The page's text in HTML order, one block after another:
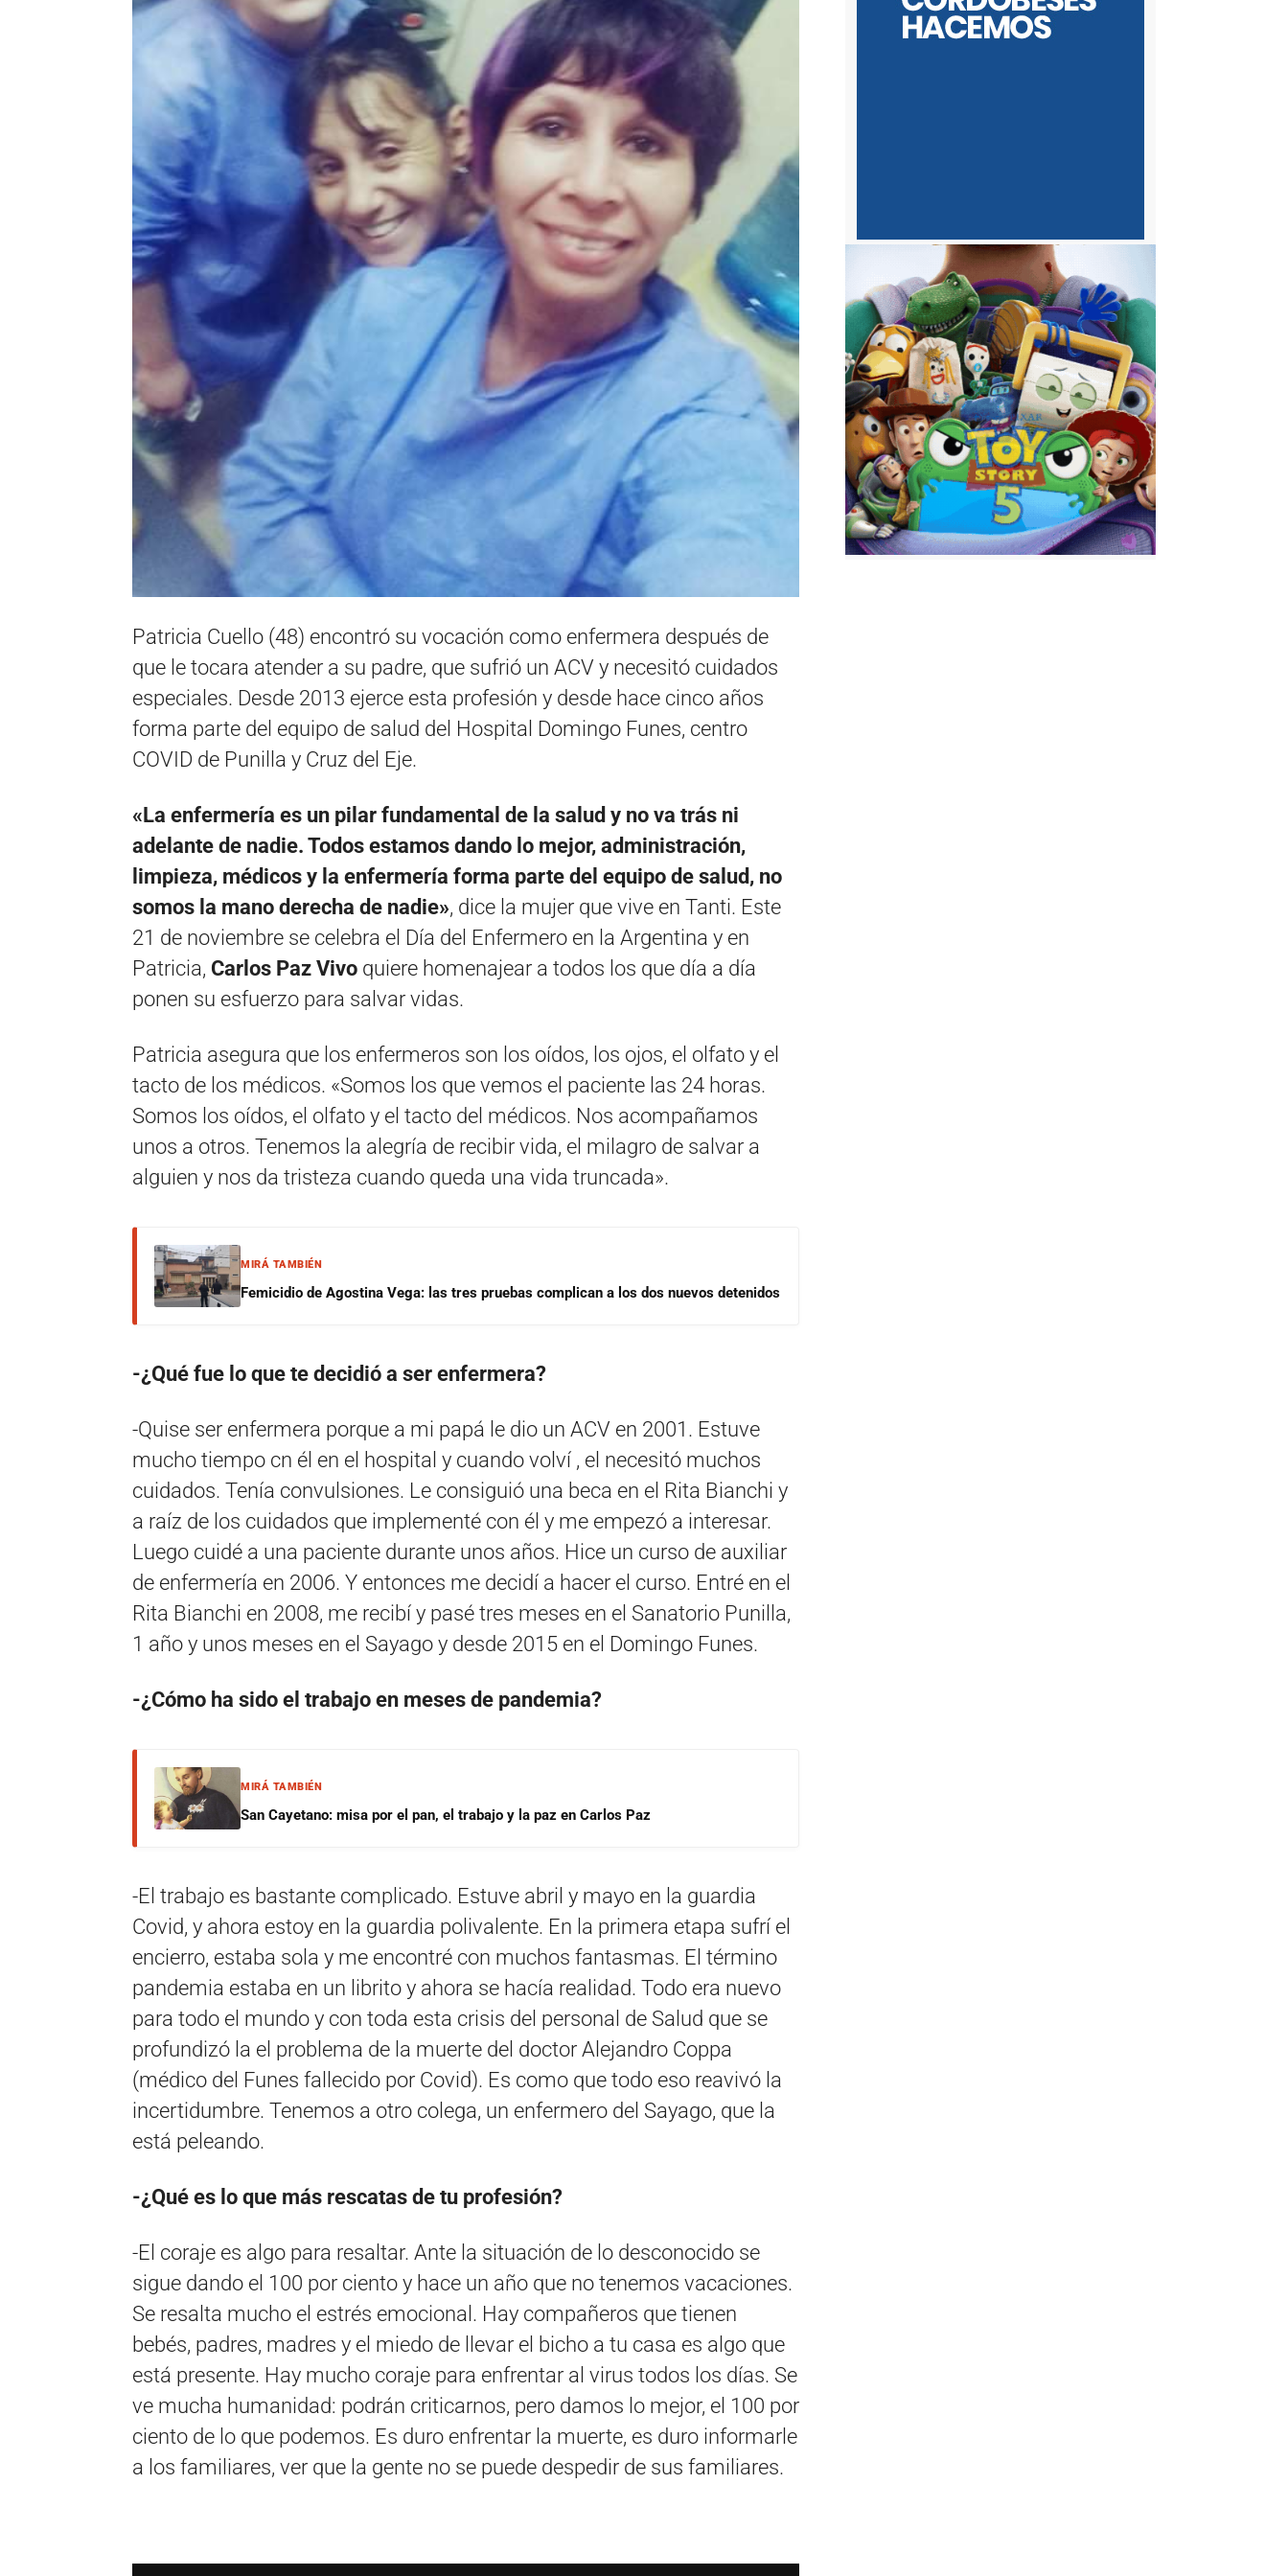
Patricia Cuello (48) encontró su vocación como enfermera después de
que le tocara atender a su padre, que sufrió un ACV y necesitó cuidados
especiales. Desde 2013 ejerce esta profesión y desde hace cinco años
forma parte del equipo de salud del Hospital Domingo Funes, centro
COVID de Punilla y Cruz del Eje.
«La enfermería es un pilar fundamental de la salud y no va trás ni
adelante de nadie. Todos estamos dando lo mejor, administración,
limpieza, médicos y la enfermería forma parte del equipo de salud, no
somos la mano derecha de nadie», dice la mujer que vive en Tanti. Este
21 de noviembre se celebra el Día del Enfermero en la Argentina y en
Patricia, Carlos Paz Vivo quiere homenajear a todos los que día a día
ponen su esfuerzo para salvar vidas.
Patricia asegura que los enfermeros son los oídos, los ojos, el olfato y el
tacto de los médicos. «Somos los que vemos el paciente las 24 horas.
Somos los oídos, el olfato y el tacto del médicos. Nos acompañamos
unos a otros. Tenemos la alegría de recibir vida, el milagro de salvar a
alguien y nos da tristeza cuando queda una vida truncada».
MIRÁ TAMBIÉN
Femicidio de Agostina Vega: las tres pruebas complican a los dos nuevos detenidos
-¿Qué fue lo que te decidió a ser enfermera?
-Quise ser enfermera porque a mi papá le dio un ACV en 2001. Estuve
mucho tiempo cn él en el hospital y cuando volví , el necesitó muchos
cuidados. Tenía convulsiones. Le consiguió una beca en el Rita Bianchi y
a raíz de los cuidados que implementé con él y me empezó a interesar.
Luego cuidé a una paciente durante unos años. Hice un curso de auxiliar
de enfermería en 2006. Y entonces me decidí a hacer el curso. Entré en el
Rita Bianchi en 2008, me recibí y pasé tres meses en el Sanatorio Punilla,
1 año y unos meses en el Sayago y desde 2015 en el Domingo Funes.
-¿Cómo ha sido el trabajo en meses de pandemia?
MIRÁ TAMBIÉN
San Cayetano: misa por el pan, el trabajo y la paz en Carlos Paz
-El trabajo es bastante complicado. Estuve abril y mayo en la guardia
Covid, y ahora estoy en la guardia polivalente. En la primera etapa sufrí el
encierro, estaba sola y me encontré con muchos fantasmas. El término
pandemia estaba en un librito y ahora se hacía realidad. Todo era nuevo
para todo el mundo y con toda esta crisis del personal de Salud que se
profundizó la el problema de la muerte del doctor Alejandro Coppa
(médico del Funes fallecido por Covid). Es como que todo eso reavivó la
incertidumbre. Tenemos a otro colega, un enfermero del Sayago, que la
está peleando.
-¿Qué es lo que más rescatas de tu profesión?
-El coraje es algo para resaltar. Ante la situación de lo desconocido se
sigue dando el 100 por ciento y hace un año que no tenemos vacaciones.
Se resalta mucho el estrés emocional. Hay compañeros que tienen
bebés, padres, madres y el miedo de llevar el bicho a tu casa es algo que
está presente. Hay mucho coraje para enfrentar al virus todos los días. Se
ve mucha humanidad: podrán criticarnos, pero damos lo mejor, el 100 por
ciento de lo que podemos. Es duro enfrentar la muerte, es duro informarle
a los familiares, ver que la gente no se puede despedir de sus familiares.